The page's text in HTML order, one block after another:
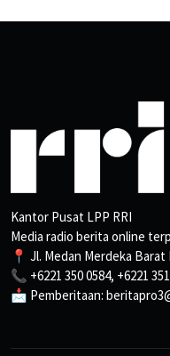
Kantor Pusat LPP RRI
Media radio berita online
📍 Jl. Medan Merdeka
📞 +6221 350 0584, +6221
📩 Pemberitaan: